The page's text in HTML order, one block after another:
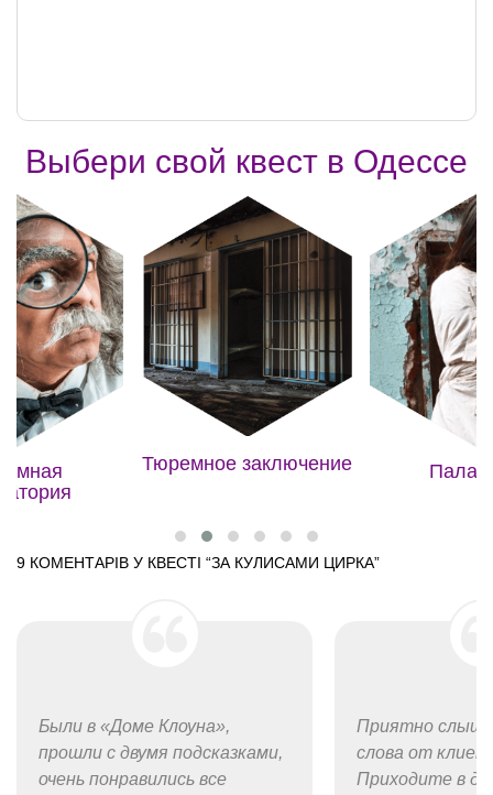
Выбери свой квест в Одессе
Тюремное заключение
9 КОМЕНТАРІВ У КВЕСТІ “ЗА КУЛИСАМИ ЦИРКА”
Были в «Доме Клоуна»,
прошли с двумя подсказками,
очень понравились все
Приятно
слова от
Приходите в